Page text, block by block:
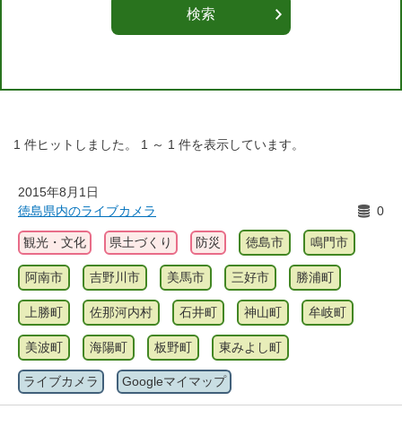
1 件ヒットしました。 1 ～ 1 件を表示しています。
2015年8月1日
徳島県内のライブカメラ
0
観光・文化 県土づくり 防災 徳島市 鳴門市
阿南市 吉野川市 美馬市 三好市 勝浦町
上勝町 佐那河内村 石井町 神山町 牟岐町
美波町 海陽町 板野町 東みよし町
ライブカメラ Googleマイマップ